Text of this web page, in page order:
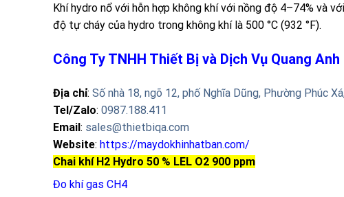
Khí hydro nổ với hỗn hợp không khí với nồng độ 4–74% và
độ tự cháy của hydro trong không khí là 500 °C (932 °F).
Công Ty TNHH Thiết Bị và Dịch Vụ Quang Anh
Địa chỉ: Số nhà 18, ngõ 12, phố Nghĩa Dũng, Phường Phúc
Tel/Zalo: 0987.188.411
Email: sales@thietbiqa.com
Website: https://maydokhinhatban.com/
Chai khí H2 Hydro 50 % LEL O2 900 ppm
Đo khí gas CH4